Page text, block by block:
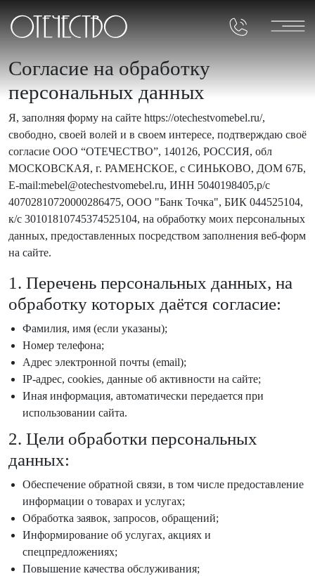
Согласие на обработку
персональных данных
Я, заполняя форму на сайте https://otechestvomebel.ru/,
свободно, своей волей и в своем интересе, подтверждаю своё
согласие ООО “ОТЕЧЕСТВО”, 140126, РОССИЯ, обл
МОСКОВСКАЯ, г. РАМЕНСКОЕ, с СИНЬКОВО, ДОМ 67Б,
E-mail:mebel@otechestvomebel.ru, ИНН 5040198405,р/с
40702810720000286475, ООО "Банк Точка", БИК 044525104,
к/с 30101810745374525104, на обработку моих персональных
данных, предоставленных посредством заполнения веб-форм
на сайте.
1. Перечень персональных данных, на
обработку которых даётся согласие:
Фамилия, имя (если указаны);
Номер телефона;
Адрес электронной почты (email);
IP-адрес, cookies, данные об активности на сайте;
Иная информация, автоматически передается при
использовании сайта.
2. Цели обработки персональных
данных:
Обеспечение обратной связи, в том числе предоставление
информации о товарах и услугах;
Обработка заявок, запросов, обращений;
Информирование об услугах, акциях и
спецпредложениях;
Повышение качества обслуживания;